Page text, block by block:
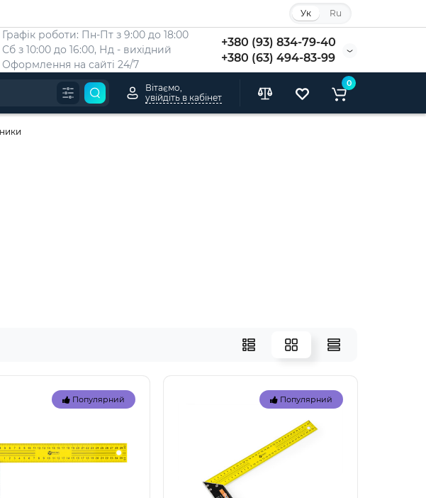
Ук Ru
Графік роботи: Пн-Пт з 9:00 до 18:00
Сб з 10:00 до 16:00, Нд - вихідний
Оформлення на сайтi 24/7
+380 (93) 834-79-40
+380 (63) 494-83-99
Вітаємо,
увійдіть в кабінет
0
Популярний Популярний